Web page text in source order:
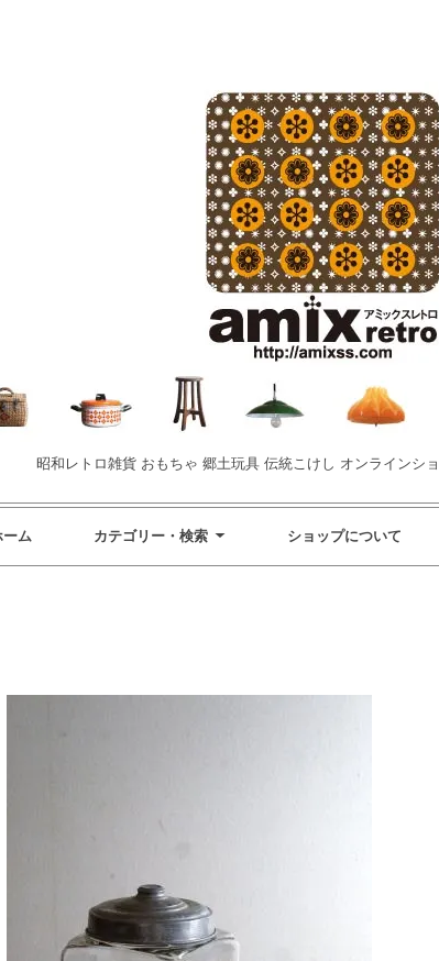
昭和レトロ雑貨 おもちゃ 郷土玩具 伝統こけし オンライン
ーム カテゴリー・検索 ショップについて